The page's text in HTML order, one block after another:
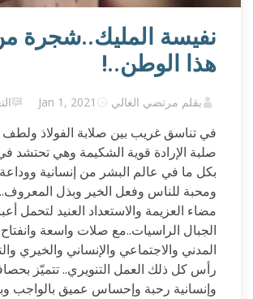
نفيسة المليك..شجرة
هذا الوطن..!
بقلم مرتضي الغالي Jan 1, 2021
في تناسق غريب بين صلابة الفولاذ
صلبة الإرادة قوية الشكيمة وهي تحتشد
بكل ما في عالم البشر من إنسانية
ومحبة للناس وفعل الخير وبذل المعروف..
مضاء العزيمة والاستعداد العنيد لتحمل
الجبال الراسيات..مع صلات واسعة
المدني والاجتماعي والإنساني والخيري
رأس كل ذلك العمل التنويري.. تتميّز
وإنسانية رحبة وإحساس عميق بالواجب